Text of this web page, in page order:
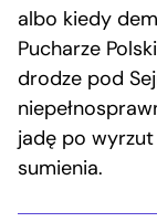
albo kiedy
Pucharze
drodze pod
jadę po
sumienia.